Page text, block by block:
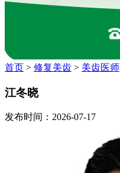
首页 > 修复美齿 > 美齿医师
江冬晓
发布时间：2026-07-17